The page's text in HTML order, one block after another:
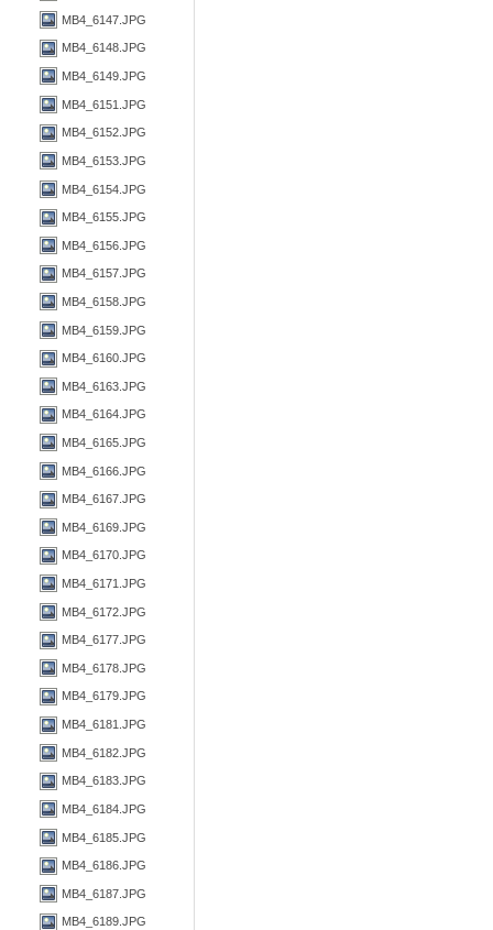
MB4_6147.JPG
MB4_6148.JPG
MB4_6149.JPG
MB4_6151.JPG
MB4_6152.JPG
MB4_6153.JPG
MB4_6154.JPG
MB4_6155.JPG
MB4_6156.JPG
MB4_6157.JPG
MB4_6158.JPG
MB4_6159.JPG
MB4_6160.JPG
MB4_6163.JPG
MB4_6164.JPG
MB4_6165.JPG
MB4_6166.JPG
MB4_6167.JPG
MB4_6169.JPG
MB4_6170.JPG
MB4_6171.JPG
MB4_6172.JPG
MB4_6177.JPG
MB4_6178.JPG
MB4_6179.JPG
MB4_6181.JPG
MB4_6182.JPG
MB4_6183.JPG
MB4_6184.JPG
MB4_6185.JPG
MB4_6186.JPG
MB4_6187.JPG
MB4_6189.JPG